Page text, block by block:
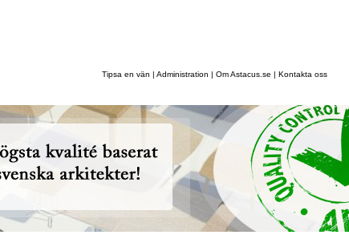
Tipsa en vän | Administration | Om Astacus.se | Kontakta oss